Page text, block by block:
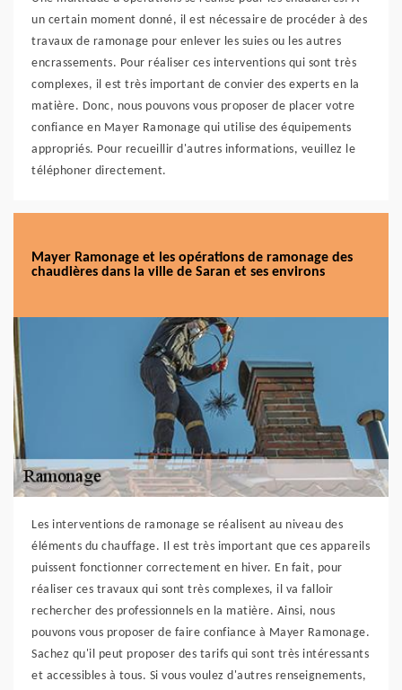
un certain moment donné, il est nécessaire de procéder à des
travaux de ramonage pour enlever les suies ou les autres
encrassements. Pour réaliser ces interventions qui sont très
complexes, il est très important de convier des experts en la
matière. Donc, nous pouvons vous proposer de placer votre
confiance en Mayer Ramonage qui utilise des équipements
appropriés. Pour recueillir d'autres informations, veuillez le
téléphoner directement.
Mayer Ramonage et les opérations de ramonage des
chaudières dans la ville de Saran et ses environs
Les interventions de ramonage se réalisent au niveau des
éléments du chauffage. Il est très important que ces appareils
puissent fonctionner correctement en hiver. En fait, pour
réaliser ces travaux qui sont très complexes, il va falloir
rechercher des professionnels en la matière. Ainsi, nous
pouvons vous proposer de faire confiance à Mayer Ramonage.
Sachez qu'il peut proposer des tarifs qui sont très intéressants
et accessibles à tous. Si vous voulez d'autres renseignements,